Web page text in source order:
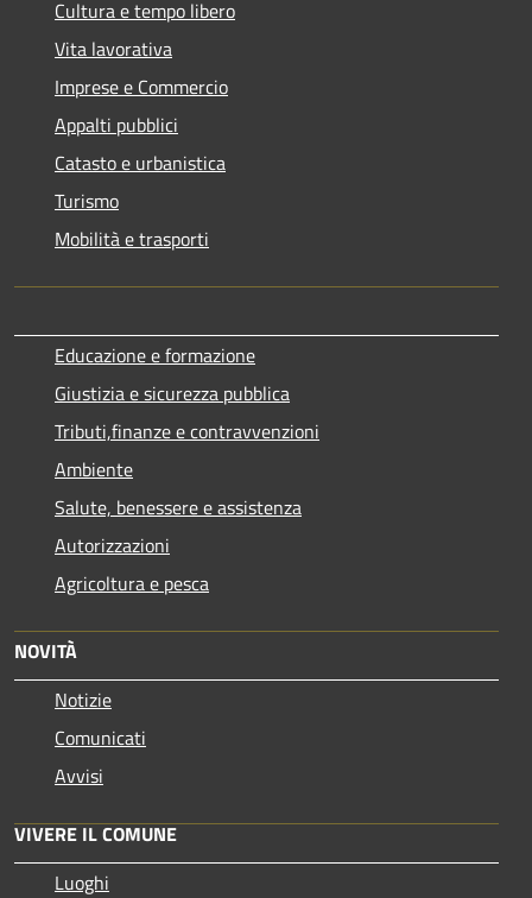
Cultura e tempo libero
Vita lavorativa
Imprese e Commercio
Appalti pubblici
Catasto e urbanistica
Turismo
Mobilità e trasporti
Educazione e formazione
Giustizia e sicurezza pubblica
Tributi,finanze e contravvenzioni
Ambiente
Salute, benessere e assistenza
Autorizzazioni
Agricoltura e pesca
NOVITÀ
Notizie
Comunicati
Avvisi
VIVERE IL COMUNE
Luoghi